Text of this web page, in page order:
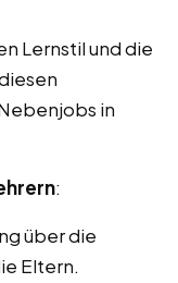
Lernstil und die
in
:
über die
Eltern.